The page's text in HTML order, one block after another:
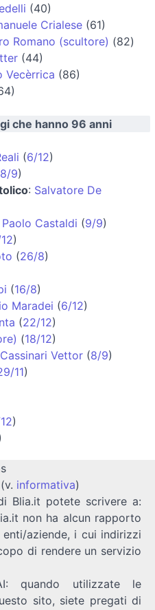
(40)
Crialese (61)
Romano (scultore) (82)
(44)
Vecèrrica (86)
che hanno 96 anni
(6/12)
9)
: Salvatore De
Paolo Castaldi (9/9)
)
(26/8)
(16/8)
Maradei (6/12)
(22/12)
(18/12)
Vettor (8/9)
11)
)
informativa)
Blia.it potete scrivere a:
non ha alcun rapporto
aziende, i cui indirizzi
di rendere un servizio
quando utilizzate le
sito, siete pregati di